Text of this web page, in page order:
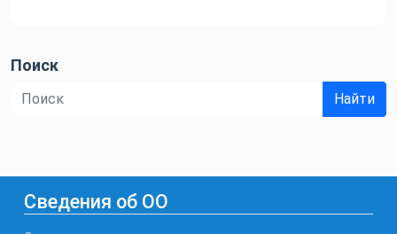
Поиск
Найти
Сведения об ОО